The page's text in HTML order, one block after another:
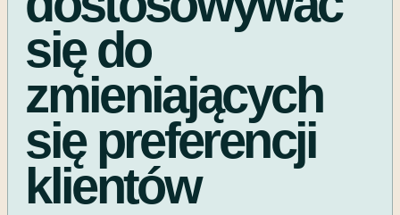
się do
zmieniających
się preferencji
klientów